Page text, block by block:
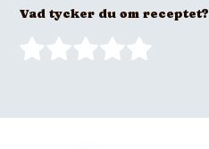
Vad tycker du om receptet?